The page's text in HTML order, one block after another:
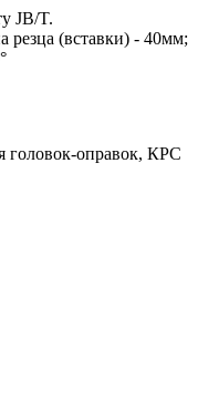
JB/T.
резца (вставки) - 40мм;
головок-оправок, КРС